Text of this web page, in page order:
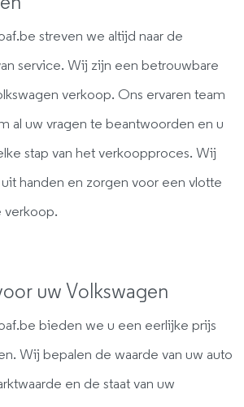
streven we altijd naar de
service. Wij zijn een betrouwbare
verkoop. Ons ervaren team
al uw vragen te beantwoorden en u
stap van het verkoopproces. Wij
handen en zorgen voor een vlotte
verkoop.
uw Volkswagen
bieden we u een eerlijke prijs
Wij bepalen de waarde van uw auto
en de staat van uw